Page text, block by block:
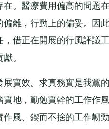
。醫療費用偏高的問題
離，行動上的偏妥。因
借正在開展的行風評議
。
效。求真務實是我黨
地，勤勉實幹的工作作
風、鍥而不捨的工作韌